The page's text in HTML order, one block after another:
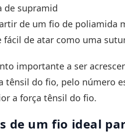
de supramid
de um fio de poliamida
fácil de atar como uma
importante a ser
tênsil do fio, pelo número
a força tênsil do fio.
de um fio ideal